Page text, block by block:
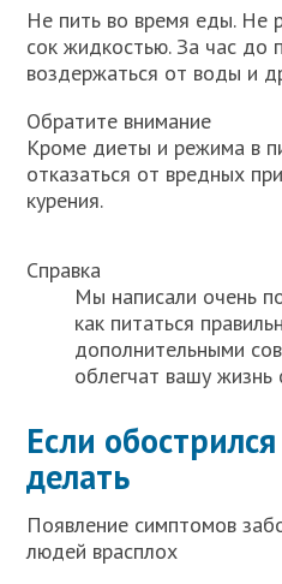
Не пить во время еды. Не
сок жидкостью. За час до
воздержаться от воды и
Обратите внимание
Кроме диеты и режима в
отказаться от вредных
курения.
Справка
Мы написали очень
как питаться
дополнительными
облегчат вашу жизнь
Если
делать
Появление симптомов
людей врасплох